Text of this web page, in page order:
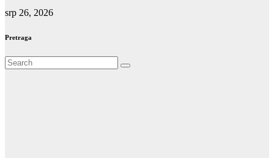
srp 26, 2026
Pretraga